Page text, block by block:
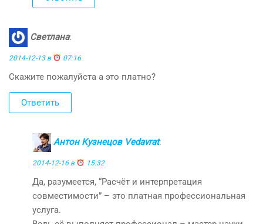
Светлана:
2014-12-13 в 07:16
Скажите пожалуйста а это платно?
Ответить
Антон Кузнецов Vedavrat:
2014-12-16 в 15:32
Да, разумеется, “Расчёт и интерпретация
совместимости” – это платная профессиональная
услуга.